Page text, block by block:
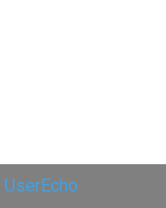
UserEcho